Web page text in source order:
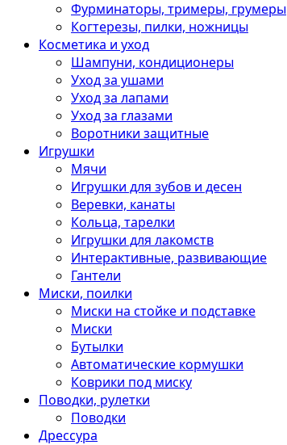
Фурминаторы, тримеры, грумеры
Когтерезы, пилки, ножницы
Косметика и уход
Шампуни, кондиционеры
Уход за ушами
Уход за лапами
Уход за глазами
Воротники защитные
Игрушки
Мячи
Игрушки для зубов и десен
Веревки, канаты
Кольца, тарелки
Игрушки для лакомств
Интерактивные, развивающие
Гантели
Миски, поилки
Миски на стойке и подставке
Миски
Бутылки
Автоматические кормушки
Коврики под миску
Поводки, рулетки
Поводки
Дрессура